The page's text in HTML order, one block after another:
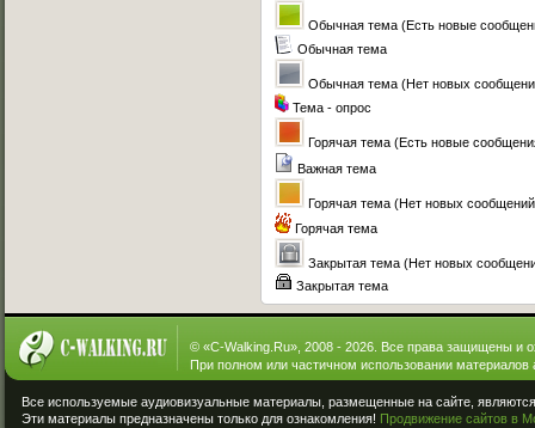
Обычная тема (Есть новые
Обычная тема
Обычная тема (Нет новых
Тема - опрос
Горячая тема (Есть новые
Важная тема
Горячая тема (Нет новых
Горячая тема
Закрытая тема (Нет новых
Закрытая тема
© «C-Walking.Ru», 2008 - 2026. Все права защищены и
При полном или частичном использовании материалов
Все используемые аудиовизуальные материалы, размещенные на сайте,
Эти материалы предназначены только для ознакомления! Продвижение сайтов в